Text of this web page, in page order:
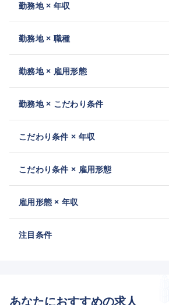
勤務地 × 年収
勤務地 × 職種
勤務地 × 雇用形態
勤務地 × こだわり条件
こだわり条件 × 年収
こだわり条件 × 雇用形態
雇用形態 × 年収
注目条件
あなたにおすすめの求人